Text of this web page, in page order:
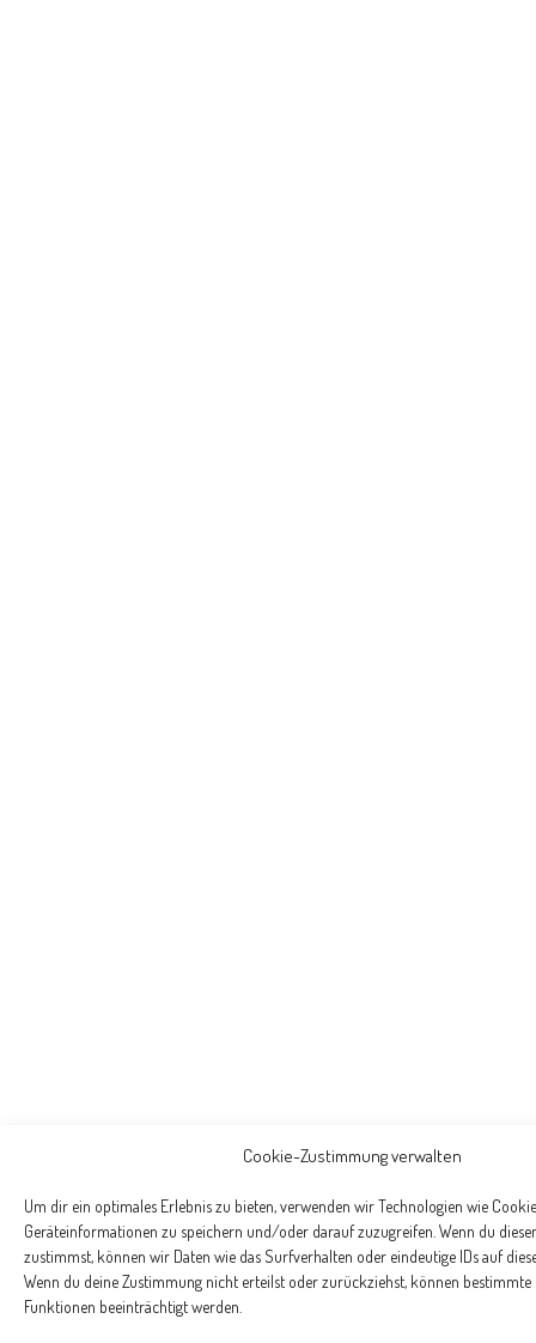
Cookie-Zustimmung verwalten
Um dir ein optimales Erlebnis zu bieten, verwenden wir Technologien wie
Geräteinformationen zu speichern und/oder darauf zuzugreifen. Wenn du
zustimmst, können wir Daten wie das Surfverhalten oder eindeutige IDs auf
Wenn du deine Zustimmung nicht erteilst oder zurückziehst, können
Funktionen beeinträchtigt werden.